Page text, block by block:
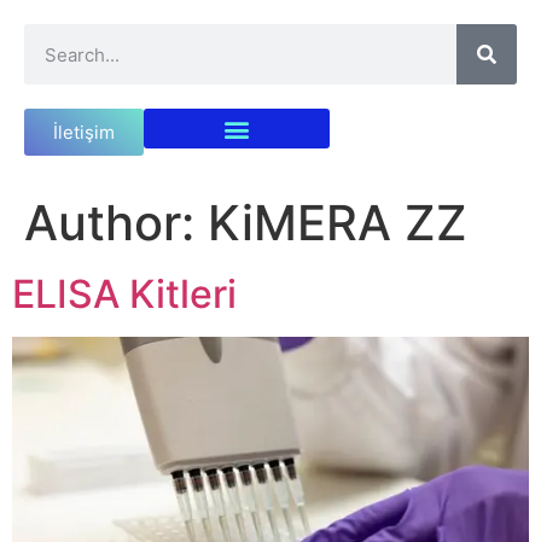
İletişim
Author: KiMERA ZZ
ELISA Kitleri